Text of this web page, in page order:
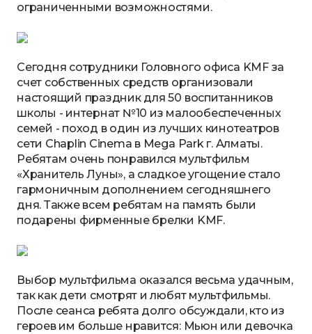
ограниченными возможностями.
Сегодня сотрудники Головного офиса KMF за
счет собственных средств организовали
настоящий праздник для 50 воспитанников
школы - интернат №10 из малообеспеченных
семей - поход в один из лучших кинотеатров
сети Chaplin Cinema в Mega Park г. Алматы.
Ребятам очень понравился мультфильм
«Хранитель Луны», а сладкое угощение стало
гармоничным дополнением сегодняшнего
дня. Также всем ребятам на память были
подарены фирменные брелки KMF.
Выбор мультфильма оказался весьма удачным,
так как дети смотрят и любят мультфильмы.
После сеанса ребята долго обсуждали, кто из
героев им больше нравится: Мьюн или девочка